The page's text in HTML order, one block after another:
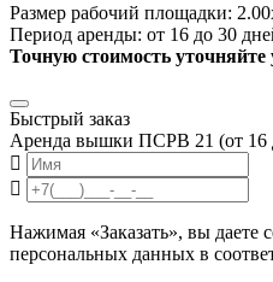
Размер рабочий площадки:
Период аренды: от 16 до 30
Точную стоимость уточняйте
Быстрый заказ
Аренда вышки ПСРВ 21 (от 16
Нажимая «Заказать», вы даете
персональных данных в